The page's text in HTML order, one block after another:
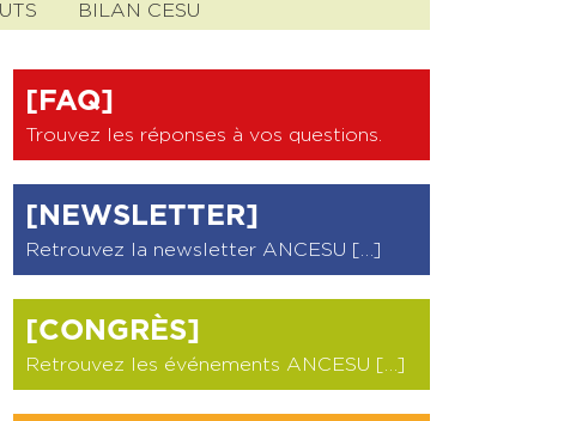
BILAN CESU
[FAQ]
Trouvez les réponses à vos questions.
[NEWSLETTER]
Retrouvez la newsletter ANCESU […]
[CONGRÈS]
Retrouvez les événements ANCESU […]